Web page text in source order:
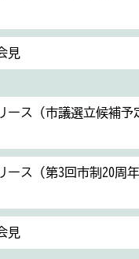
見
ース（市議選立候補予
ース（第3回市制20周
見